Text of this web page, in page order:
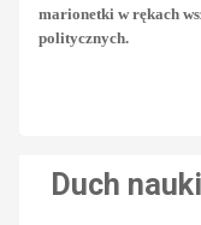
marionetki w rękach
politycznych.
Duch nauki